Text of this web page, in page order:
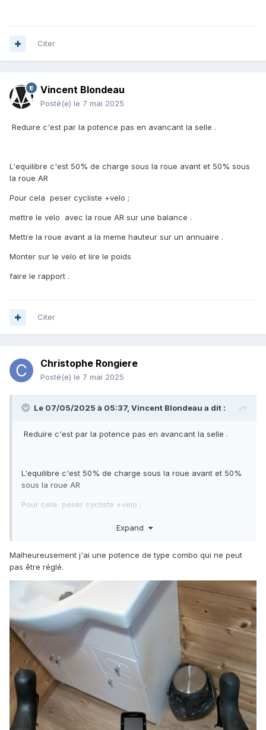
Citer
Vincent Blondeau
Posté(e) le 7 mai 2025
Reduire c'est par la potence pas en avancant la selle .
L'equilibre c'est 50% de charge sous la roue avant et 50% sous
la roue AR
Pour cela peser cycliste +velo ;
mettre le velo avec la roue AR sur une balance .
Mettre la roue avant a la meme hauteur sur un annuaire .
Monter sur le velo et lire le poids
faire le rapport .
Citer
Christophe Rongiere
Posté(e) le 7 mai 2025
Le 07/05/2025 à 05:37, Vincent Blondeau a dit :
Reduire c'est par la potence pas en avancant la selle .
L'equilibre c'est 50% de charge sous la roue avant et 50%
sous la roue AR
Pour cela peser cycliste +velo ;
mettre le velo avec la roue AR sur une balance .
Monter sur le velo et lire le poids
faire le rapport .
Expand
Malheureusement j'ai une potence de type combo qui ne peut
pas être réglé.